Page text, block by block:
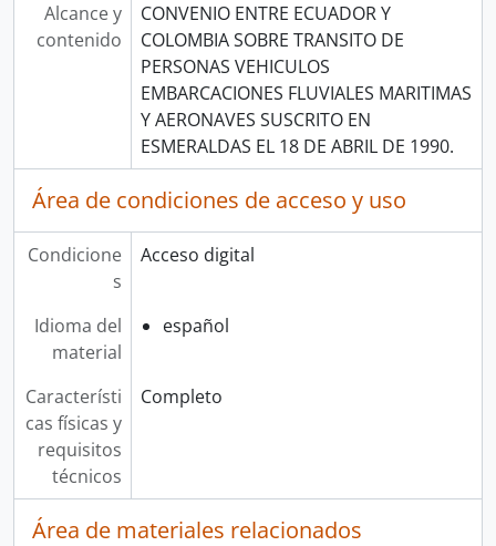
Alcance y
contenido
CONVENIO ENTRE ECUADOR Y
COLOMBIA SOBRE TRANSITO DE
PERSONAS VEHICULOS
EMBARCACIONES FLUVIALES MARITIMAS
Y AERONAVES SUSCRITO EN
ESMERALDAS EL 18 DE ABRIL DE 1990.
Área de condiciones de acceso y uso
Condicione
s
Acceso digital
Idioma del
material
español
Característi
cas físicas y
requisitos
técnicos
Completo
Área de materiales relacionados